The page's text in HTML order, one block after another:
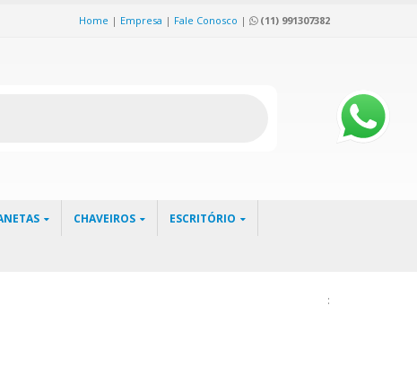
Home | Empresa | Fale Conosco | (11) 991307382
CHAVEIROS ESCRITÓRIO
: